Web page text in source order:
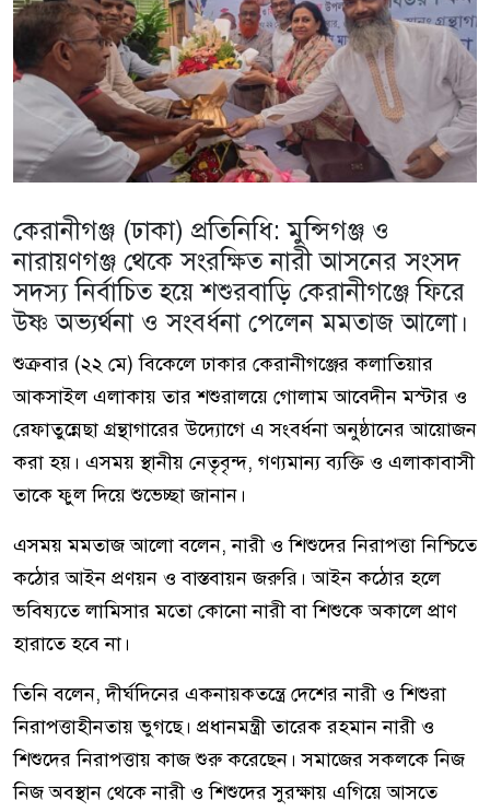
কেরানীগঞ্জ (ঢাকা) প্রতিনিধি: মুন্সিগঞ্জ ও
নারায়ণগঞ্জ থেকে সংরক্ষিত নারী আসনের সংসদ
সদস্য নির্বাচিত হয়ে শশুরবাড়ি কেরানীগঞ্জে ফিরে
উষ্ণ অভ্যর্থনা ও সংবর্ধনা পেলেন মমতাজ আলো।
শুক্রবার (২২ মে) বিকেলে ঢাকার কেরানীগঞ্জের কলাতিয়ার
আকসাইল এলাকায় তার শশুরালয়ে গোলাম আবেদীন মস্টার ও
রেফাতুন্নেছা গ্রন্থাগারের উদ্যোগে এ সংবর্ধনা অনুষ্ঠানের আয়োজন
করা হয়। এসময় স্থানীয় নেতৃবৃন্দ, গণ্যমান্য ব্যক্তি ও এলাকাবাসী
তাকে ফুল দিয়ে শুভেচ্ছা জানান।
এসময় মমতাজ আলো বলেন, নারী ও শিশুদের নিরাপত্তা নিশ্চিতে
কঠোর আইন প্রণয়ন ও বাস্তবায়ন জরুরি। আইন কঠোর হলে
ভবিষ্যতে লামিসার মতো কোনো নারী বা শিশুকে অকালে প্রাণ
হারাতে হবে না।
তিনি বলেন, দীর্ঘদিনের একনায়কতন্ত্রে দেশের নারী ও শিশুরা
নিরাপত্তাহীনতায় ভুগছে। প্রধানমন্ত্রী তারেক রহমান নারী ও
শিশুদের নিরাপত্তায় কাজ শুরু করেছেন। সমাজের সকলকে নিজ
নিজ অবস্থান থেকে নারী ও শিশুদের সুরক্ষায় এগিয়ে আসতে